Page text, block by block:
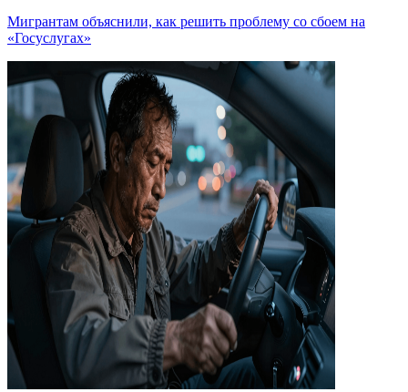
Мигрантам объяснили, как решить проблему со сбоем на
«Госуслугах»